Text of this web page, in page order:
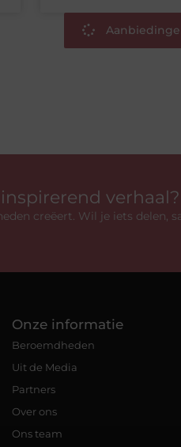
verhaal?
creëert. Wil je iets delen,
Onze informatie
Beroemdheden
Uit de Media
Partners
Over ons
Ons team